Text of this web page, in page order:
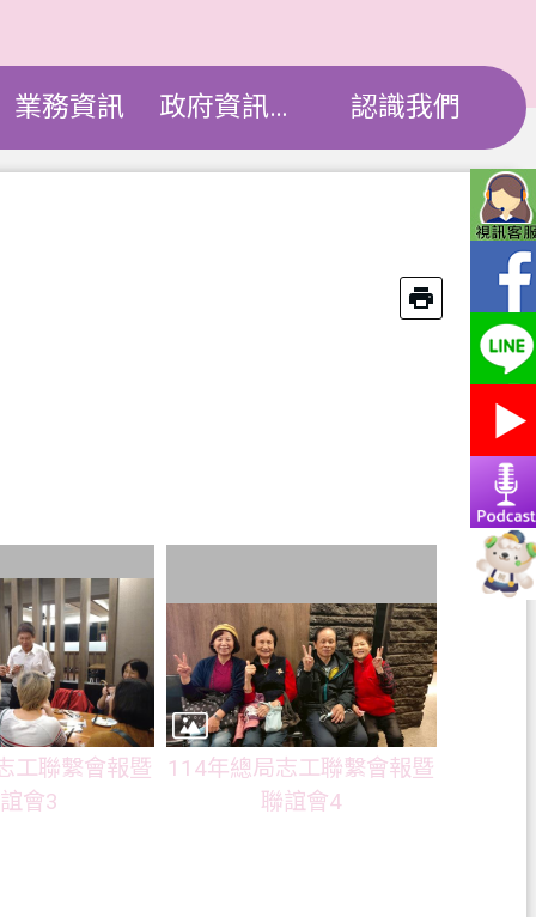
業務資訊 政府資訊公開 認識我們
工聯繫會報暨
會3
114年總局志工聯繫會報暨
聯誼會4